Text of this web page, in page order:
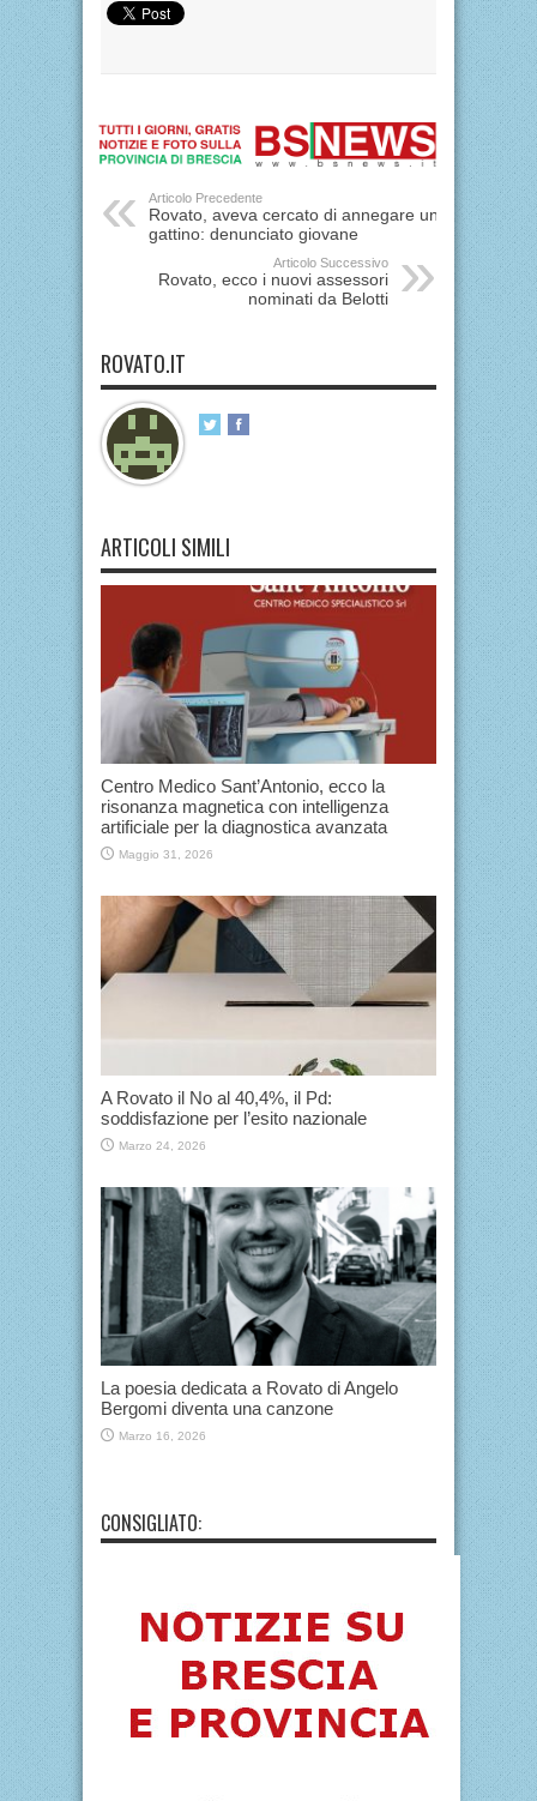
Articolo Precedente
Rovato, aveva cercato di annegare un
gattino: denunciato giovane
Articolo Successivo
Rovato, ecco i nuovi assessori
nominati da Belotti
ROVATO.IT
ARTICOLI SIMILI
Centro Medico Sant’Antonio, ecco la
risonanza magnetica con intelligenza
artificiale per la diagnostica avanzata
Maggio 31, 2026
A Rovato il No al 40,4%, il Pd:
soddisfazione per l’esito nazionale
Marzo 24, 2026
La poesia dedicata a Rovato di Angelo
Bergomi diventa una canzone
Marzo 16, 2026
CONSIGLIATO: